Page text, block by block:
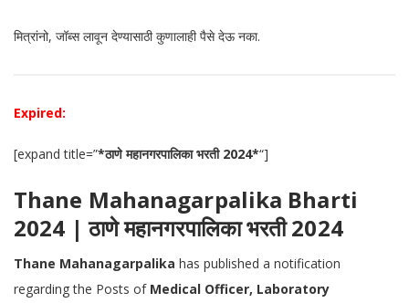
मित्रांनो, जॉब्स लावून देण्यासाठी कुणालाही पैसे देऊ नका.
Expired:
[expand title=”*ठाणे महानगरपालिका भरती 2024*“]
Thane Mahanagarpalika Bharti
2024 | ठाणे महानगरपालिका भरती 2024
Thane Mahanagarpalika has published a notification
regarding the Posts ofMedical Officer, Laboratory